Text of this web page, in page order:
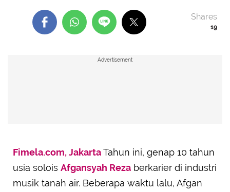
19
Shares
Advertisement
Fimela.com, JakartaTahun ini, genap 10 tahun
usia solois Afgansyah Reza berkarier di industri
musik tanah air. Beberapa waktu lalu, Afgan